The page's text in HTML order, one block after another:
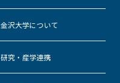
金沢大学について
研究・産学連携